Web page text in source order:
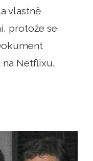
vlastně
protože se
Netflixu.